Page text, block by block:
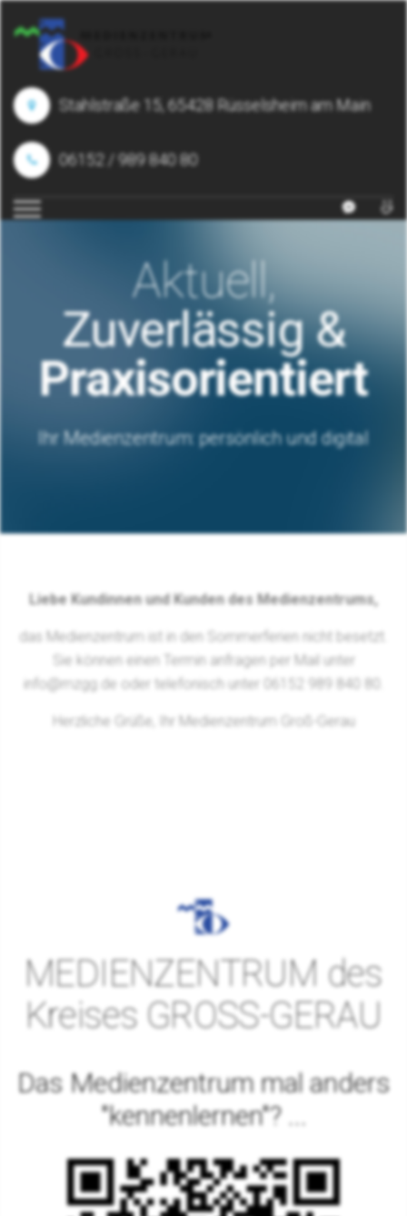
Stahlstraße 15, 65428 Rüsselsheim am Main
06152 / 989 840 80
Aktuell,
Zuverlässig &
Praxisorientiert
Ihr Medienzentrum: persönlich und digital
Liebe Kundinnen und Kunden des Medienzentrums,
das Medienzentrum ist in den Sommerferien nicht besetzt.
Sie können einen Termin anfragen per Mail unter
info@mzgg.de oder telefonisch unter 06152 989 840 80.
Herzliche Grüße, Ihr Medienzentrum Groß-Gerau
MEDIENZENTRUM des
Kreises GROSS-GERAU
Das Medienzentrum mal anders
"kennenlernen"? ...